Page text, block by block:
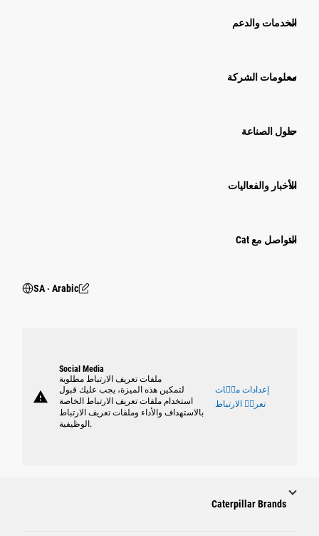
الخدمات والدعم
معلومات الشركة
حلول الصناعة
الأخبار والفعاليات
التواصل مع Cat
SA ‧ Arabic
warning
Social Media
ملفات تعريف الارتباط مطلوبة
لتمكين هذه الميزة، يجب عليك قبول
استخدام ملفات تعريف الارتباط الخاصة
بالاستهداف والأداء وملفات تعريف الارتباط
الوظيفية.
إعدادات ملٝات
تعريٝ الارتباط
Caterpillar Brands